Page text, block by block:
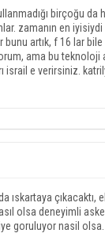
birçoğu
zamanın en
artık, f 16 lar
ama bu teknoloji
e verirsiniz.
ıskartaya
olsa deneyimli
nasil olsa.